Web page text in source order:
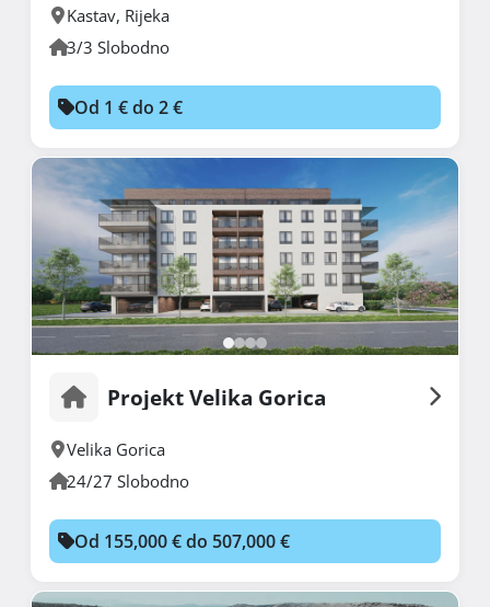
Kastav, Rijeka
3/3 Slobodno
Od 1 € do 2 €
Projekt Velika Gorica
Velika Gorica
24/27 Slobodno
Od 155,000 € do 507,000 €